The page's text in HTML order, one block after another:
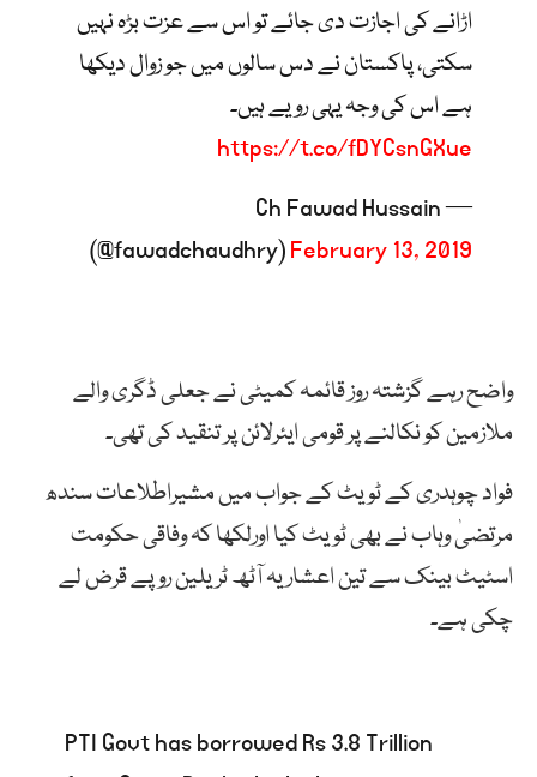
اڑانے کی اجازت دی جائے تو اس سے عزت بڑہ نہیں
سکتی، پاکستان نے دس سالوں میں جو زوال دیکھا
ہے اس کی وجہ یہی رویے ہیں۔
https://t.co/fDYCsnGXue
— Ch Fawad Hussain
(@fawadchaudhry)February 13, 2019
واضح رہے گزشتہ روز قائمہ کمیٹی نے جعلی ڈگری والے
ملازمین کو نکالنے پر قومی ایئرلائن پر تنقید کی تھی۔
فواد چوہدری کے ٹویٹ کے جواب میں مشیراطلاعات سندھ
مرتضیٰ وہاب نے بھی ٹویٹ کیا اورلکھا کہ وفاقی حکومت
اسٹیٹ بینک سے تین اعشاریہ آٹھ ٹریلین روپے قرض لے
چکی ہے۔
PTI Govt has borrowed Rs 3.8 Trillion